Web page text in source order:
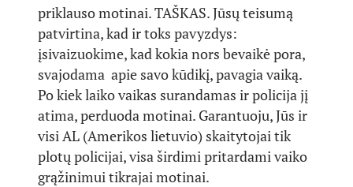
priklauso motinai. TAŠKAS. Jūsų teisumą
patvirtina, kad ir toks pavyzdys:
įsivaizuokime, kad kokia nors bevaikė pora,
svajodama apie savo kūdikį, pavagia vaiką.
Po kiek laiko vaikas surandamas ir policija jį
atima, perduoda motinai. Garantuoju, Jūs ir
visi AL (Amerikos lietuvio) skaitytojai tik
plotų policijai, visa širdimi pritardami vaiko
grąžinimui tikrajai motinai.